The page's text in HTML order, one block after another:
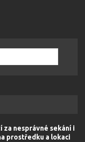
za nesprávné sekání i
prostředku a lokaci